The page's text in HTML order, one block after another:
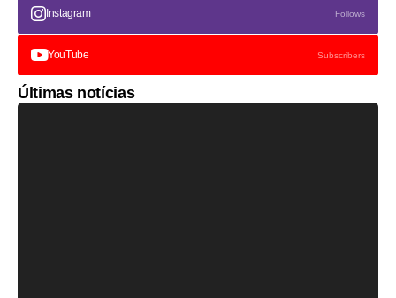
Instagram Follows
YouTube Subscribers
Últimas notícias